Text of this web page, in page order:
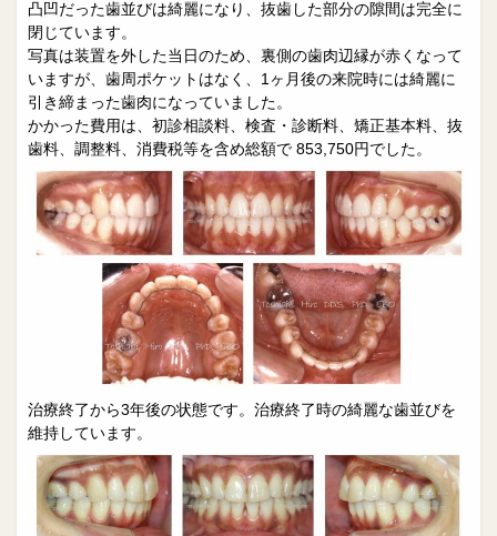
​凸凹だった歯並びは綺麗になり、抜歯した部分の隙間は完全に
閉じています。​
写真は装置を外した当日のため、裏側の歯肉辺縁が赤くなって
いますが、歯周ポケットはなく、1ヶ月後の来院時には綺麗に
引き締まった歯肉になっていました。​
かかった費用は、初診相談料、検査・診断料、矯正基本料、抜
歯料、調整料、消費税等を含め総額で 853,750円でした。​
治療終了から3年後の状態です。​治療終了時の綺麗な歯並びを
維持しています。​